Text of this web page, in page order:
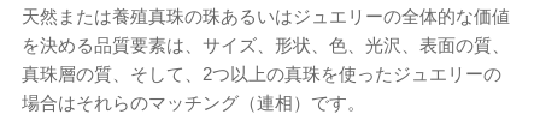
天然または養殖真珠の珠あるいはジュエリーの全体的な価値
を決める品質要素は、サイズ​​、形状、色、光沢、表面の質、
真珠層の質、そして、2つ以上の真珠を使ったジュエリーの
場合はそれらのマッチング（連相）です。